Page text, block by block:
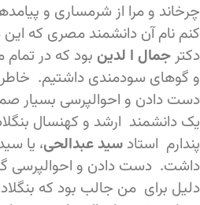
چرخاند و مرا از شرمساری و
کنم نام آن دانشمند مصری که
دکترجمال ا لدین بود که در
و گوهای سودمندی داشتیم.
دست دادن و احوالپرسی بسیار
یک دانشمند ارشد و کهنسال
پندارم استاد سید عبدالحی، یا
داشت. دست دادن و احوالپرسی
دلیل برای من جالب بود که